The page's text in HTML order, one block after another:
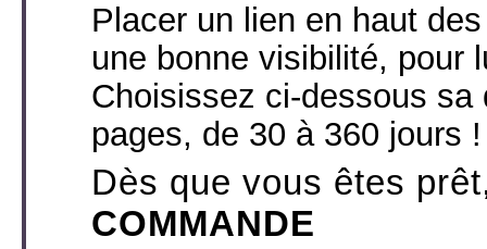
Placer un lien en haut
une bonne visibilité, pour
Choisissez ci-dessous
pages, de 30 à 360 jours !
Dès que vous êtes
COMMANDE